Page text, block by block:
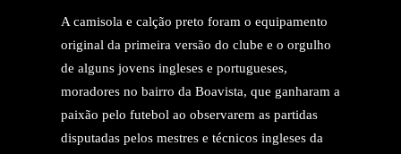
A camisola e calção preto foram o equipamento
original da primeira versão do clube e o orgulho
de alguns jovens ingleses e portugueses,
moradores no bairro da Boavista, que ganharam a
paixão pelo futebol ao observarem as partidas
disputadas pelos mestres e técnicos ingleses da